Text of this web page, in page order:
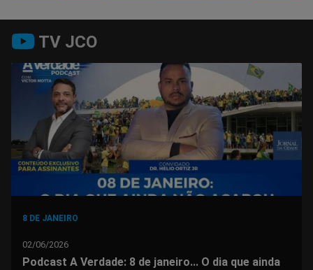
Compartilhar
no
Facebook
no
Whatsapp
no
Twitter
no
Messenger
no
Telegram
no
Gettr
TV JCO
8 DE JANEIRO
02/06/2026
Podcast A Verdade: 8 de janeiro... O dia que ainda